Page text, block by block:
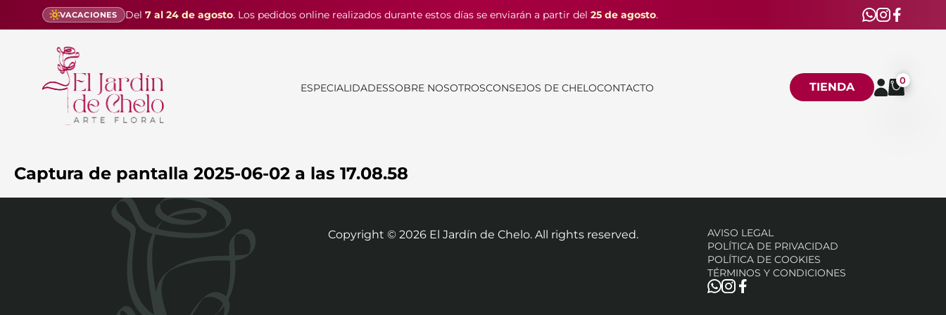
VACACIONES Del 7 al 24 de agosto. Los pedidos online realizados durante estos días se enviarán a partir del 25 de agosto.
ESPECIALIDADESSOBRE NOSOTROSCONSEJOS DE CHELOCONTACTO TIENDA 0
Captura de pantalla 2025-06-02 a las 17.08.58
Copyright © 2026El Jardín de Chelo. All rights reserved.
AVISO LEGAL
POLÍTICA DE PRIVACIDAD
POLÍTICA DE COOKIES
TÉRMINOS Y CONDICIONES